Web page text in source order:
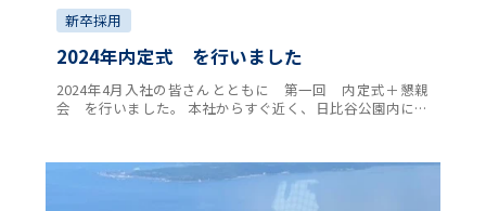
新卒採用
2024年内定式 を行いました
2024年4月入社の皆さんとともに 第一回 内定式＋懇親
会 を行いました。 本社からすぐ近く、日比谷公園内にご